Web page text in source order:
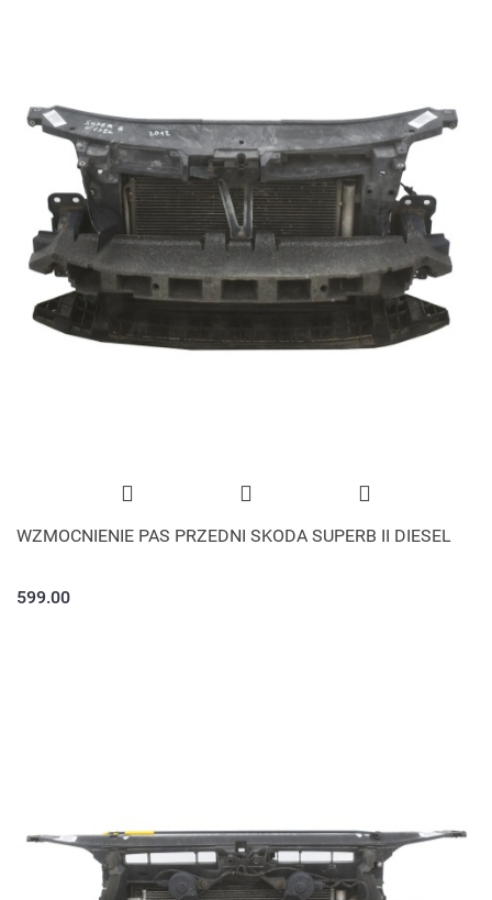
WZMOCNIENIE PAS PRZEDNI SKODA SUPERB II DIESEL
599.00